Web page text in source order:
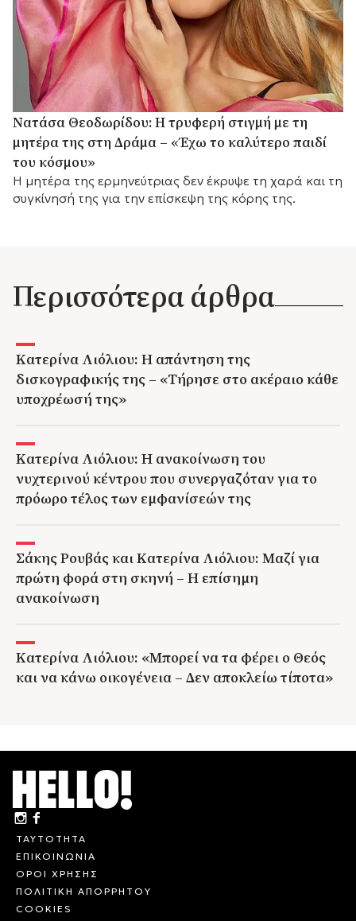
Νατάσα Θεοδωρίδου: Η τρυφερή στιγμή με τη
μητέρα της στη Δράμα – «Έχω το καλύτερο παιδί
του κόσμου»
Η μητέρα της ερμηνεύτριας δεν έκρυψε τη χαρά και τη
συγκίνησή της για την επίσκεψη της κόρης της.
Περισσότερα άρθρα
Κατερίνα Λιόλιου: Η απάντηση της
δισκογραφικής της – «Τήρησε στο ακέραιο κάθε
υποχρέωσή της»
Κατερίνα Λιόλιου: Η ανακοίνωση του
νυχτερινού κέντρου που συνεργαζόταν για το
πρόωρο τέλος των εμφανίσεών της
Σάκης Ρουβάς και Κατερίνα Λιόλιου: Μαζί για
πρώτη φορά στη σκηνή – Η επίσημη
ανακοίνωση
Κατερίνα Λιόλιου: «Μπορεί να τα φέρει ο Θεός
και να κάνω οικογένεια – Δεν αποκλείω τίποτα»
ΤΑΥΤΟΤΗΤΑ
ΕΠΙΚΟΙΝΩΝΙΑ
ΟΡΟΙ ΧΡΗΣΗΣ
ΠΟΛΙΤΙΚΗ ΑΠΟΡΡΗΤΟΥ
COOKIES